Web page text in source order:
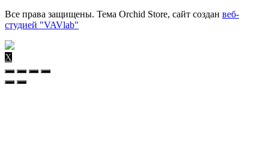
Все права защищены. Тема Orchid Store, сайт создан веб-
студией "VAVlab"
X